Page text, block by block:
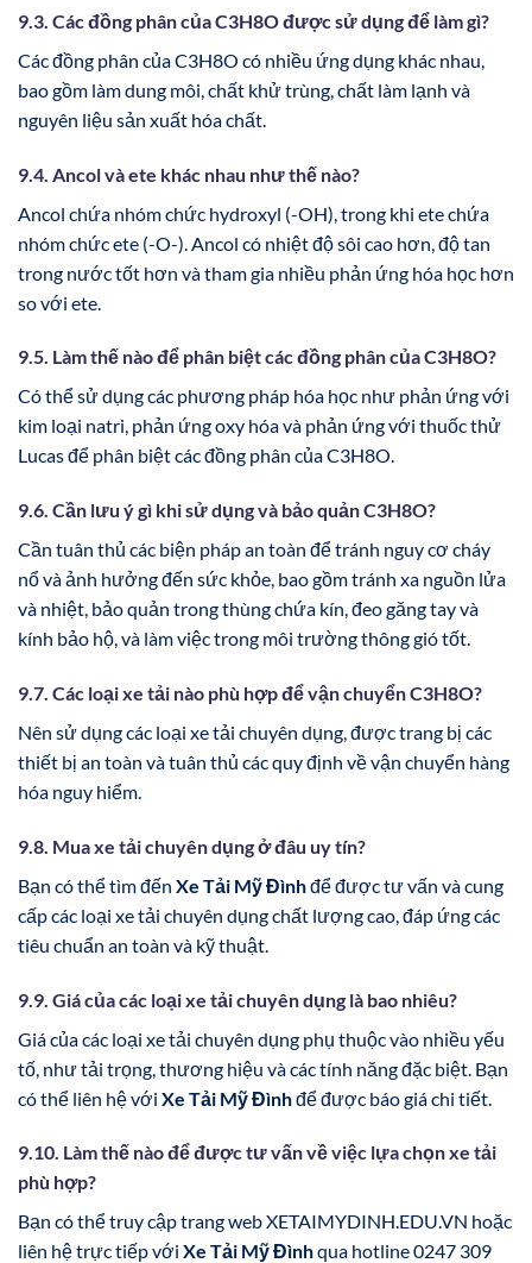
9.3. Các đồng phân của C3H8O được sử dụng để làm gì?
Các đồng phân của C3H8O có nhiều ứng dụng khác nhau,
bao gồm làm dung môi, chất khử trùng, chất làm lạnh và
nguyên liệu sản xuất hóa chất.
9.4. Ancol và ete khác nhau như thế nào?
Ancol chứa nhóm chức hydroxyl (-OH), trong khi ete chứa
nhóm chức ete (-O-). Ancol có nhiệt độ sôi cao hơn, độ tan
trong nước tốt hơn và tham gia nhiều phản ứng hóa học hơn
so với ete.
9.5. Làm thế nào để phân biệt các đồng phân của C3H8O?
Có thể sử dụng các phương pháp hóa học như phản ứng với
kim loại natri, phản ứng oxy hóa và phản ứng với thuốc thử
Lucas để phân biệt các đồng phân của C3H8O.
9.6. Cần lưu ý gì khi sử dụng và bảo quản C3H8O?
Cần tuân thủ các biện pháp an toàn để tránh nguy cơ cháy
nổ và ảnh hưởng đến sức khỏe, bao gồm tránh xa nguồn lửa
và nhiệt, bảo quản trong thùng chứa kín, đeo găng tay và
kính bảo hộ, và làm việc trong môi trường thông gió tốt.
9.7. Các loại xe tải nào phù hợp để vận chuyển C3H8O?
Nên sử dụng các loại xe tải chuyên dụng, được trang bị các
thiết bị an toàn và tuân thủ các quy định về vận chuyển hàng
hóa nguy hiểm.
9.8. Mua xe tải chuyên dụng ở đâu uy tín?
Bạn có thể tìm đến Xe Tải Mỹ Đìnhđể được tư vấn và cung
cấp các loại xe tải chuyên dụng chất lượng cao, đáp ứng các
tiêu chuẩn an toàn và kỹ thuật.
9.9. Giá của các loại xe tải chuyên dụng là bao nhiêu?
Giá của các loại xe tải chuyên dụng phụ thuộc vào nhiều yếu
tố, như tải trọng, thương hiệu và các tính năng đặc biệt. Bạn
có thể liên hệ với Xe Tải Mỹ Đìnhđể được báo giá chi tiết.
9.10. Làm thế nào để được tư vấn về việc lựa chọn xe tải
phù hợp?
Bạn có thể truy cập trang web XETAIMYDINH.EDU.VN hoặc
liên hệ trực tiếp với Xe Tải Mỹ Đìnhqua hotline 0247 309